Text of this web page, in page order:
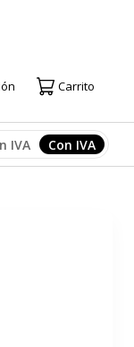
Carrito
Afficher les prix
IVA Afficher
Con IVA